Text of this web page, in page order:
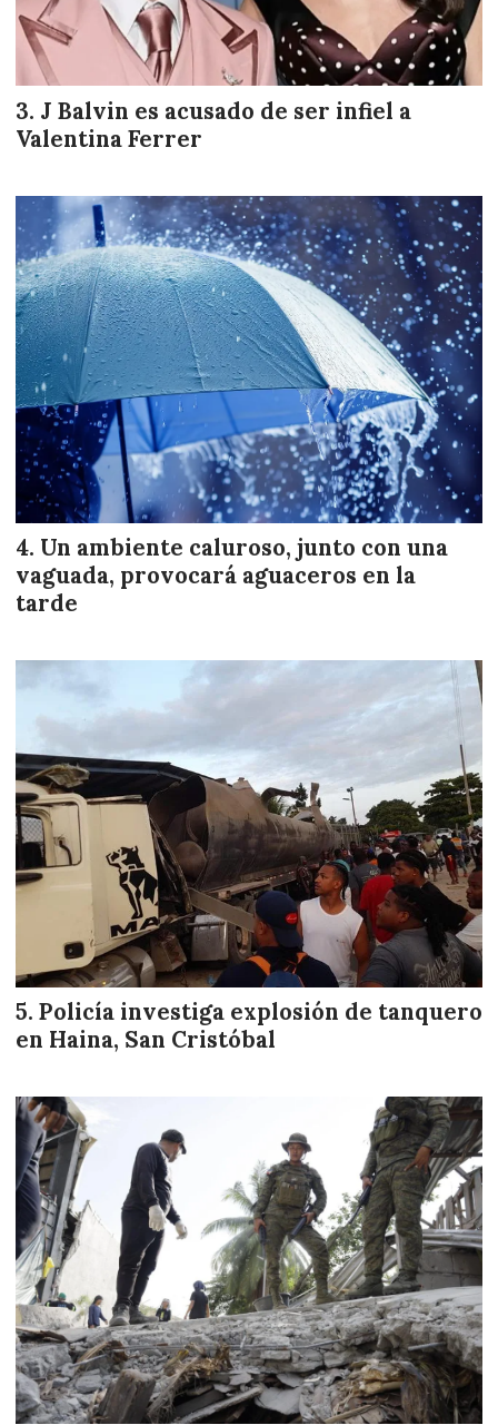
J Balvin es acusado de ser infiel a
Valentina Ferrer
Un ambiente caluroso, junto con una
vaguada, provocará aguaceros en la
tarde
Policía investiga explosión de tanquero
en Haina, San Cristóbal